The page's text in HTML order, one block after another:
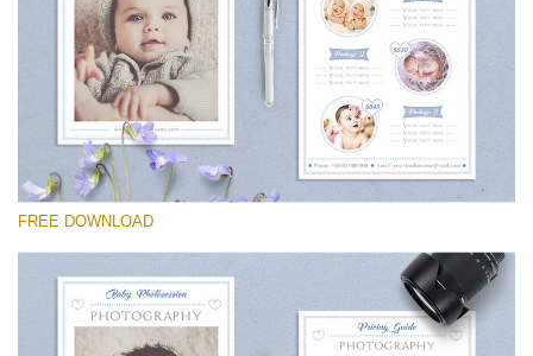
Proszę wybrać
Newborn Photography Price List
Darmowe Pobieranie
FREE DOWNLOAD